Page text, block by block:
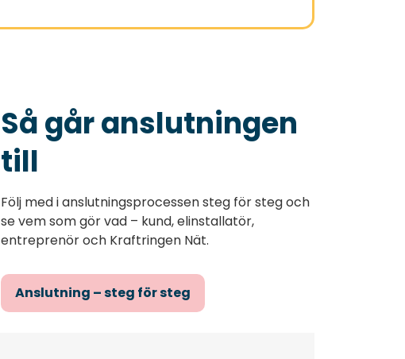
Så går anslutningen
till
Följ med i anslutningsprocessen steg för steg och
se vem som gör vad – kund, elinstallatör,
entreprenör och Kraftringen Nät.
Anslutning – steg för steg